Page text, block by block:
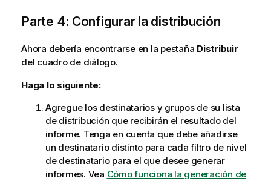
Parte 4: Configurar la distribución
Ahora debería encontrarse en la pestaña Distribuir
del cuadro de diálogo.
Haga lo siguiente:
Agregue los destinatarios y grupos de su lista
de distribución que recibirán el resultado del
informe. Tenga en cuenta que debe añadirse
un destinatario distinto para cada filtro de nivel
de destinatario para el que desee generar
informes. Vea Cómo funciona la generación de